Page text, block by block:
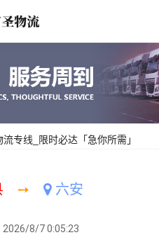
专线_限时必达「急你所需」
➙ 六安
8/7 0:05:23